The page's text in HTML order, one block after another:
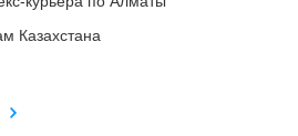
Казахстана